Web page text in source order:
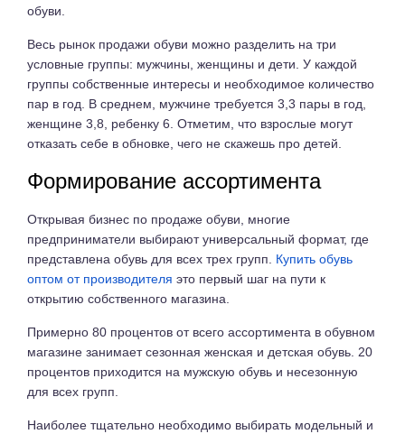
обуви.
Весь рынок продажи обуви можно разделить на три
условные группы: мужчины, женщины и дети. У каждой
группы собственные интересы и необходимое количество
пар в год. В среднем, мужчине требуется 3,3 пары в год,
женщине 3,8, ребенку 6. Отметим, что взрослые могут
отказать себе в обновке, чего не скажешь про детей.
Формирование ассортимента
Открывая бизнес по продаже обуви, многие
предприниматели выбирают универсальный формат, где
представлена обувь для всех трех групп. Купить обувь
оптом от производителя это первый шаг на пути к
открытию собственного магазина.
Примерно 80 процентов от всего ассортимента в обувном
магазине занимает сезонная женская и детская обувь. 20
процентов приходится на мужскую обувь и несезонную
для всех групп.
Наиболее тщательно необходимо выбирать модельный и